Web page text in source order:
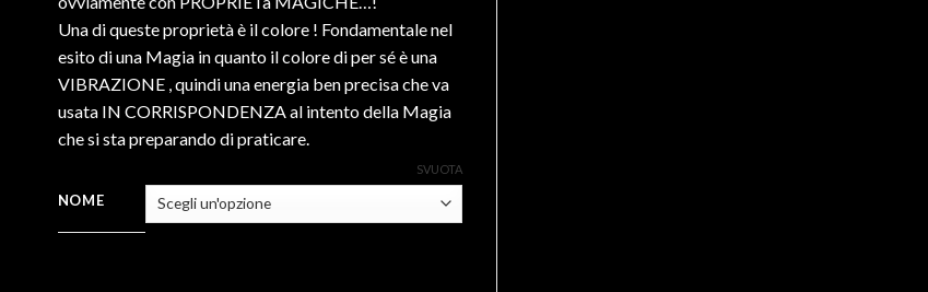
Una di queste proprietà è il colore ! Fondamentale nel
esito di una Magia in quanto il colore di per sé è una
VIBRAZIONE , quindi una energia ben precisa che va
usata IN CORRISPONDENZA al intento della Magia
che si sta preparando di praticare.
NOME
SVUOTA